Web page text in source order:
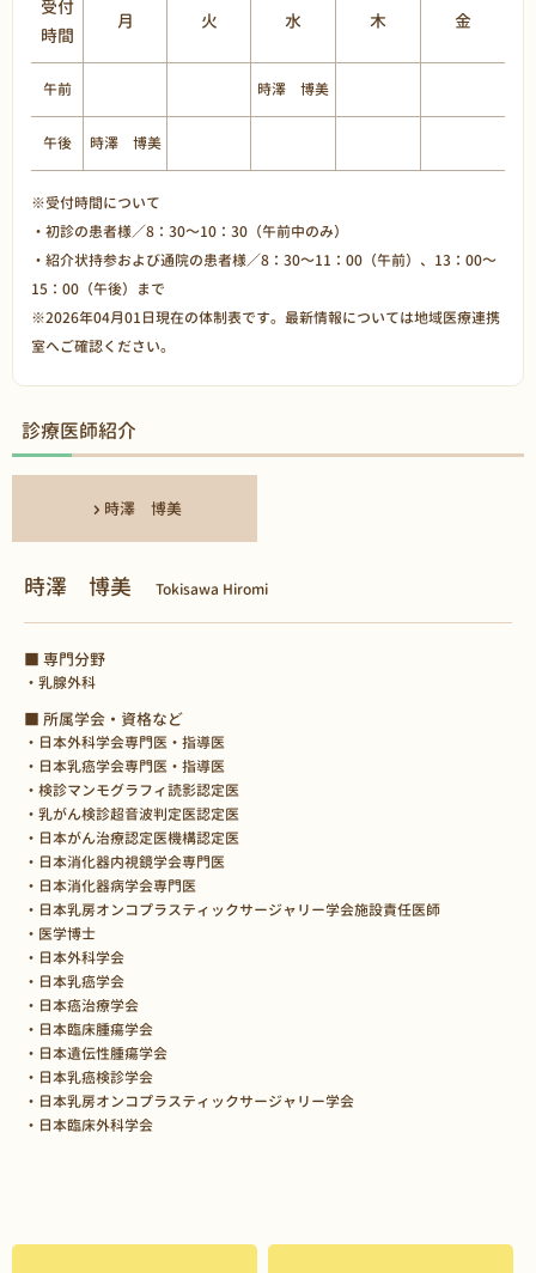
受付
時間
月 火 水 木 金
午前 時澤 博美
午後 時澤 博美
※受付時間について
・初診の患者様／8：30～10：30（午前中のみ）
・紹介状持参および通院の患者様／8：30～11：00（午前）、13：00～
15：00（午後）まで
※2026年04月01日現在の体制表です。最新情報については地域医療連携
室へご確認ください。
診療医師紹介
時澤 博美
時澤 博美 Tokisawa Hiromi
■ 専門分野
・乳腺外科
■ 所属学会・資格など
・日本外科学会専門医・指導医
・日本乳癌学会専門医・指導医
・検診マンモグラフィ読影認定医
・乳がん検診超音波判定医認定医
・日本がん治療認定医機構認定医
・日本消化器内視鏡学会専門医
・日本消化器病学会専門医
・日本乳房オンコプラスティックサージャリー学会施設責任医師
・医学博士
・日本外科学会
・日本乳癌学会
・日本癌治療学会
・日本臨床腫瘍学会
・日本遺伝性腫瘍学会
・日本乳癌検診学会
・日本乳房オンコプラスティックサージャリー学会
・日本臨床外科学会